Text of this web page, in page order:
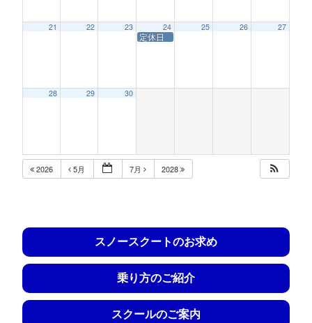
21 22 23 24
定休日
25 26 27
28 29 30
2026 5月 7月 2028
スノースクートのお求め
乗り方のご紹介
スクールのご案内